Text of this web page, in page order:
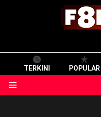
TERKINI POPULAR